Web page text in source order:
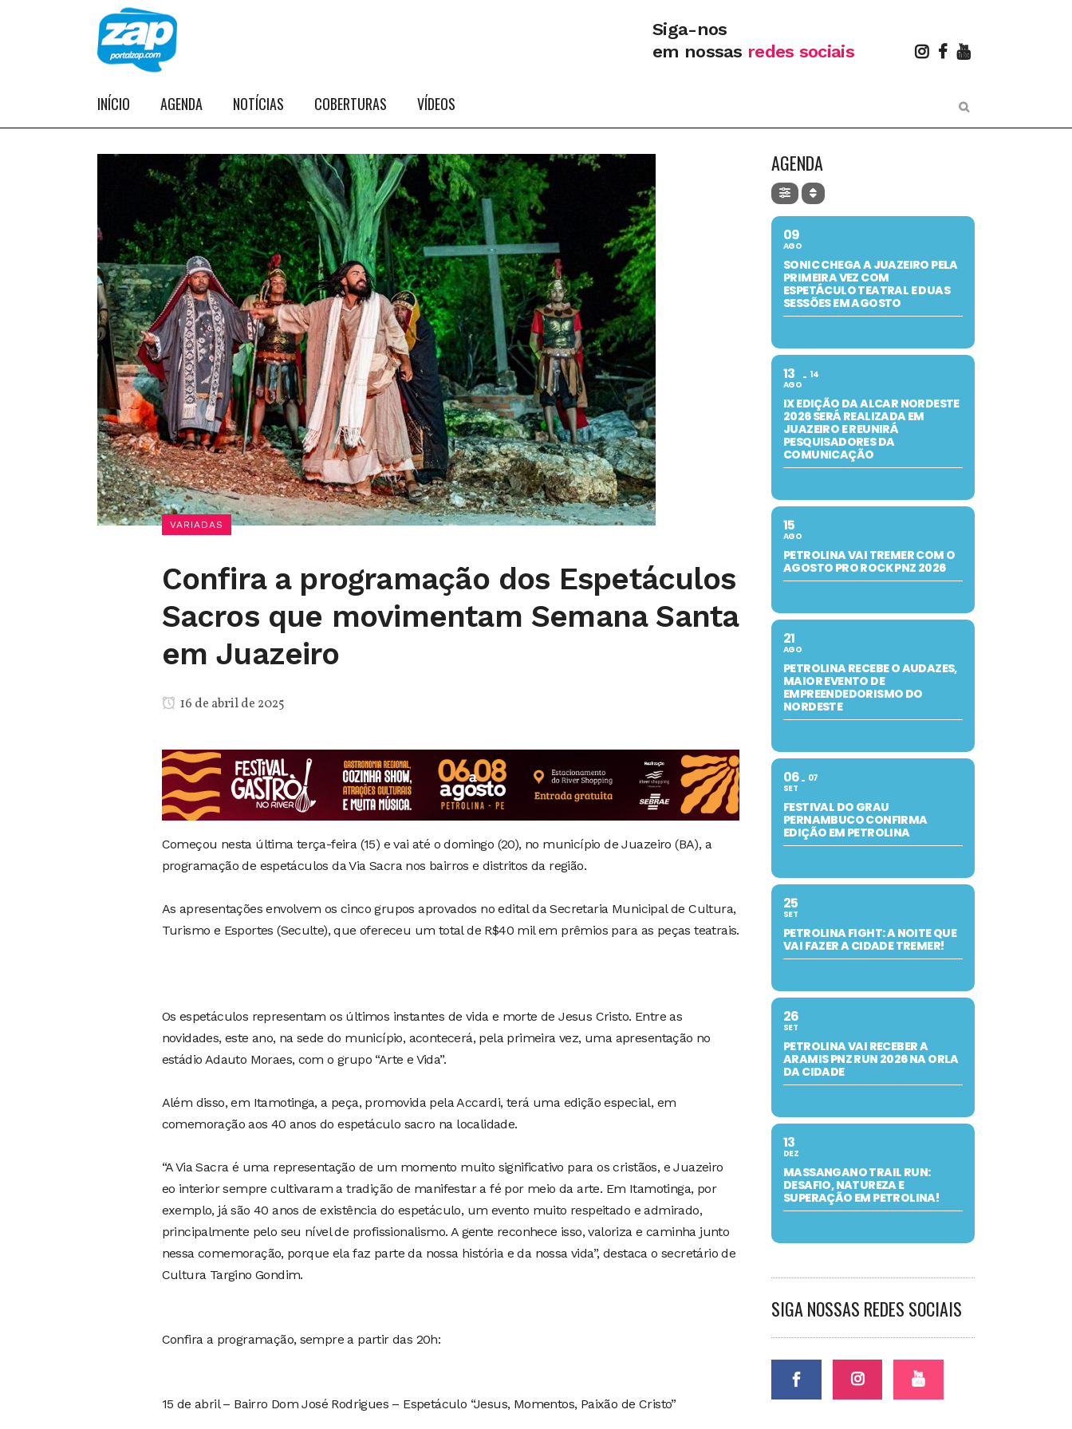
Siga-nos
em nossas redes sociais
INÍCIO AGENDA NOTÍCIAS COBERTURAS VÍDEOS
VARIADAS
Confira a programação dos Espetáculos
Sacros que movimentam Semana Santa
em Juazeiro
16 de abril de 2025
Começou nesta última terça-feira (15) e vai até o domingo (20), no município de Juazeiro (BA), a
programação de espetáculos da Via Sacra nos bairros e distritos da região.
As apresentações envolvem os cinco grupos aprovados no edital da Secretaria Municipal de Cultura,
Turismo e Esportes (Seculte), que ofereceu um total de R$40 mil em prêmios para as peças teatrais.
Os espetáculos representam os últimos instantes de vida e morte de Jesus Cristo. Entre as
novidades, este ano, na sede do município, acontecerá, pela primeira vez, uma apresentação no
estádio Adauto Moraes, com o grupo “Arte e Vida”.
Além disso, em Itamotinga, a peça, promovida pela Accardi, terá uma edição especial, em
comemoração aos 40 anos do espetáculo sacro na localidade.
“A Via Sacra é uma representação de um momento muito significativo para os cristãos, e Juazeiro
eo interior sempre cultivaram a tradição de manifestar a fé por meio da arte. Em Itamotinga, por
exemplo, já são 40 anos de existência do espetáculo, um evento muito respeitado e admirado,
principalmente pelo seu nível de profissionalismo. A gente reconhece isso, valoriza e caminha junto
nessa comemoração, porque ela faz parte da nossa história e da nossa vida”, destaca o secretário de
Cultura Targino Gondim.
Confira a programação, sempre a partir das 20h:
15 de abril – Bairro Dom José Rodrigues – Espetáculo “Jesus, Momentos, Paixão de Cristo”
AGENDA
09
AGO
SONIC CHEGA A JUAZEIRO PELA
PRIMEIRA VEZ COM
ESPETÁCULO TEATRAL E DUAS
SESSÕES EM AGOSTO
13
AGO
14
IX EDIÇÃO DA ALCAR NORDESTE
2026 SERÁ REALIZADA EM
JUAZEIRO E REUNIRÁ
PESQUISADORES DA
COMUNICAÇÃO
15
AGO
PETROLINA VAI TREMER COM O
AGOSTO PRO ROCK PNZ 2026
21
AGO
PETROLINA RECEBE O AUDAZES,
MAIOR EVENTO DE
EMPREENDEDORISMO DO
NORDESTE
06
SET
07
FESTIVAL DO GRAU
PERNAMBUCO CONFIRMA
EDIÇÃO EM PETROLINA
25
SET
PETROLINA FIGHT: A NOITE QUE
VAI FAZER A CIDADE TREMER!
26
SET
PETROLINA VAI RECEBER A
ARAMIS PNZ RUN 2026 NA ORLA
DA CIDADE
13
DEZ
MASSANGANO TRAIL RUN:
DESAFIO, NATUREZA E
SUPERAÇÃO EM PETROLINA!
SIGA NOSSAS REDES SOCIAIS